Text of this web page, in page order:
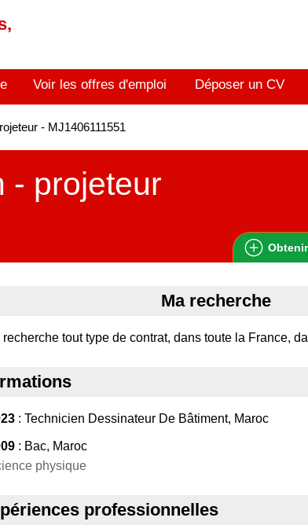
Voir les offres d'emploi Déposer un CV
- MJ1406111551
- projeteur
Obtenir
Ma recherche
recherche tout type de contrat, dans toute la France,
: Technicien Dessinateur De Bâtiment, Maroc
: Bac, Maroc
physique
professionnelles